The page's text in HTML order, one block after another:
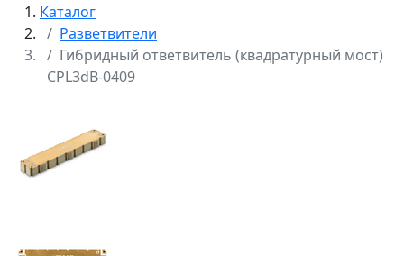
Каталог
Разветвители
Гибридный ответвитель (квадратурный мост)
CPL3dB-0409